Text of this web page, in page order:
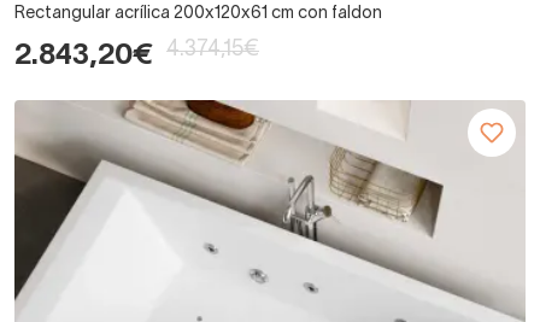
Rectangular acrílica 200x120x61 cm con faldon
2.843,20€ 4.374,15€